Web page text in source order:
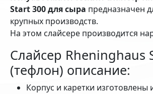
Start 300 для сыра предназначен
крупных производств.
На этом слайсере производится
Слайсер Rheninghaus
(тефлон) описание:
Корпус и каретки изготовлены